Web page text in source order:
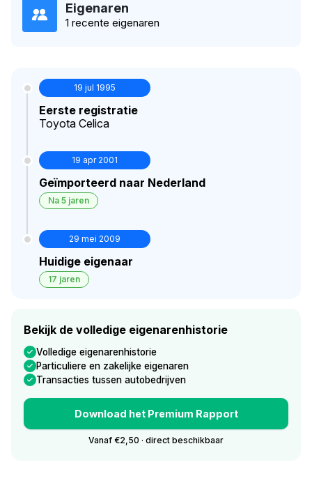
Eigenaren
1 recente eigenaren
19 jul 1995
Eerste registratie
Toyota Celica
19 apr 2001
Geïmporteerd naar Nederland
Na 5 jaren
29 mei 2009
Huidige eigenaar
17 jaren
Bekijk de volledige eigenarenhistorie
Volledige eigenarenhistorie
Particuliere en zakelijke eigenaren
Transacties tussen autobedrijven
Download het Premium Rapport
Vanaf €2,50 · direct beschikbaar